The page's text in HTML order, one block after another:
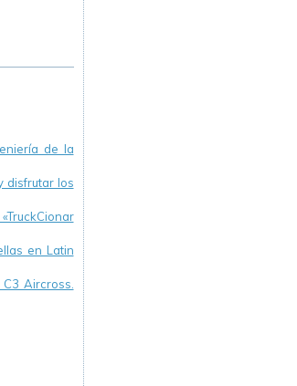
de la
disfrutar los
en Latin
Aircross.